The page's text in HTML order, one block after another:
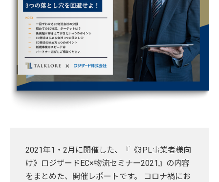
2021年1・2月に開催した、『《3PL事業者様向
け》ロジザードEC×物流セミナー2021』の内容
をまとめた、開催レポートです。 コロナ禍にお